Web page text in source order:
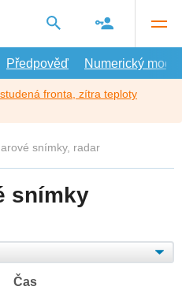
Předpověď Numerický model
fronta, zítra teploty
snímky, radar
snímky
Čas